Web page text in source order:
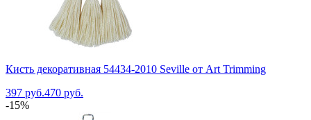
Кисть декоративная 54434-2010 Seville от Art Trimming
397 руб.470 руб.
-15%